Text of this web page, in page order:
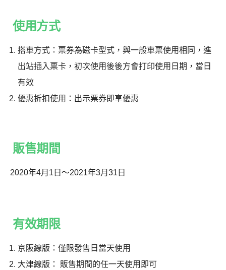
使用方式
搭車方式：票券為磁卡型式，與一般車票使用相同，進
出站插入票卡，初次使用後後方會打印使用日期，當日
有效
優惠折扣使用：出示票券即享優惠
販售期間
2020年4月1日〜2021年3月31日
有效期限
京阪線版：僅限發售日當天使用
大津線版： 販售期間的任一天使用即可